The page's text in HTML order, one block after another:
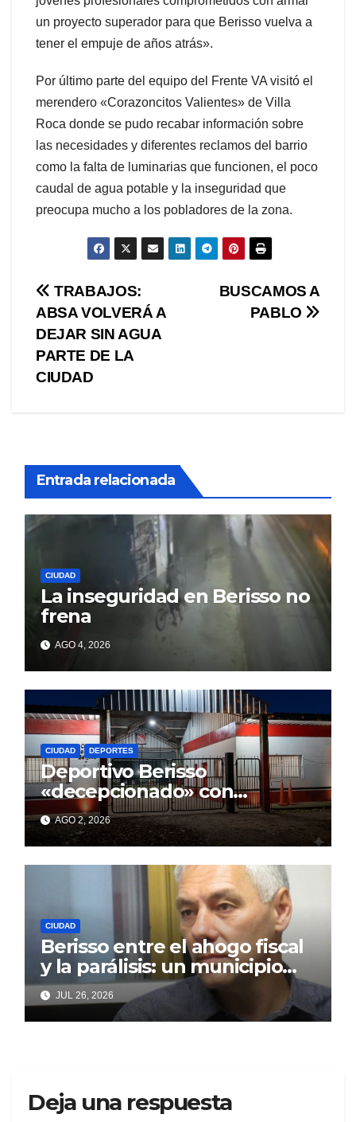
un proyecto superador para que Berisso vuelva a
tener el empuje de años atrás».
Por último parte del equipo del Frente VA visitó el
merendero «Corazoncitos Valientes» de Villa
Roca donde se pudo recabar información sobre
las necesidades y diferentes reclamos del barrio
como la falta de luminarias que funcionen, el poco
caudal de agua potable y la inseguridad que
preocupa mucho a los pobladores de la zona.
Navegación
de
entradas
BUSCAMOS A
PABLO
TRABAJOS:
ABSA VOLVERÁ A
DEJAR SIN AGUA
PARTE DE LA
CIUDAD
Entrada relacionada
CIUDAD
La inseguridad en Berisso no
frena
AGO 4, 2026
CIUDAD DEPORTES
Deportivo Berisso
«decepcionado» con
Cagliardi y sus promesas
incumplidas
AGO 2, 2026
CIUDAD
Berisso entre el ahogo fiscal
y la parálisis: un municipio
acorralado por la falta de
gestión y el desencanto
vecino
JUL 26, 2026
Deja una respuesta